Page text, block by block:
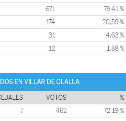
671 79,41 %
174 20,59 %
31 4,62 %
12 1,88 %
EN VILLAR DE OLALLA
VOTOS %
7 462 72,19 %